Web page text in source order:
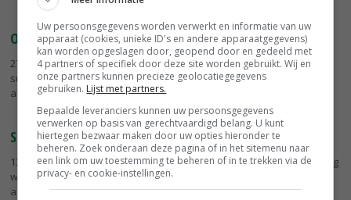
Opnieuw subsidie op brede weersverzekering
27-01-2015- Staatssecretaris Sharon Dijksma (EZ) heeft de
subsidieregeling voor de brede weersverzekering voor
akkerbouwers opnieuw in de Staatscourant laten publiceren.
Subsidie op historische Twentse boerderijen
13-12-2014- Eigenaren van historische boerderijen die in aanmerking
willen komen voor subsidie op herstelwerkzaamheden kunnen zich
aanmelden bij de boerderijenstichting Twentse Erven.
Uw persoonsgegevens worden verwerkt en informatie van uw
apparaat (cookies, unieke ID's en andere apparaatgegevens)
kan worden opgeslagen door, geopend door en gedeeld met
4 partners of specifiek door deze site worden gebruikt. Wij en
onze partners kunnen precieze geolocatiegegevens
gebruiken. Lijst met partners.
Bepaalde leveranciers kunnen uw persoonsgegevens
verwerken op basis van gerechtvaardigd belang. U kunt
hiertegen bezwaar maken door uw opties hieronder te
beheren. Zoek onderaan deze pagina of in het sitemenu naar
een link om uw toestemming te beheren of in te trekken via de
privacy- en cookie-instellingen.